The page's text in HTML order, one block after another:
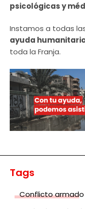
psicológicas y
Instamos a todas
ayuda
toda la Franja.
Tags
Conflicto armado